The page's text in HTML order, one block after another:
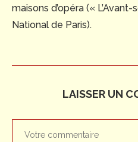
maisons d’opéra («
National de Paris).
LAISSER UN